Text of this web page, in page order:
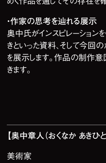
・作家の思考を辿れる展示
奥中氏がインスピレーション
きといった資料、そして今回
を展示します。作品の制作意
きます。
【奥中章人（おくなか あきひと
美術家